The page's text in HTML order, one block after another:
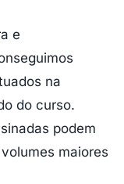
e
na
do curso.
podem
maiores